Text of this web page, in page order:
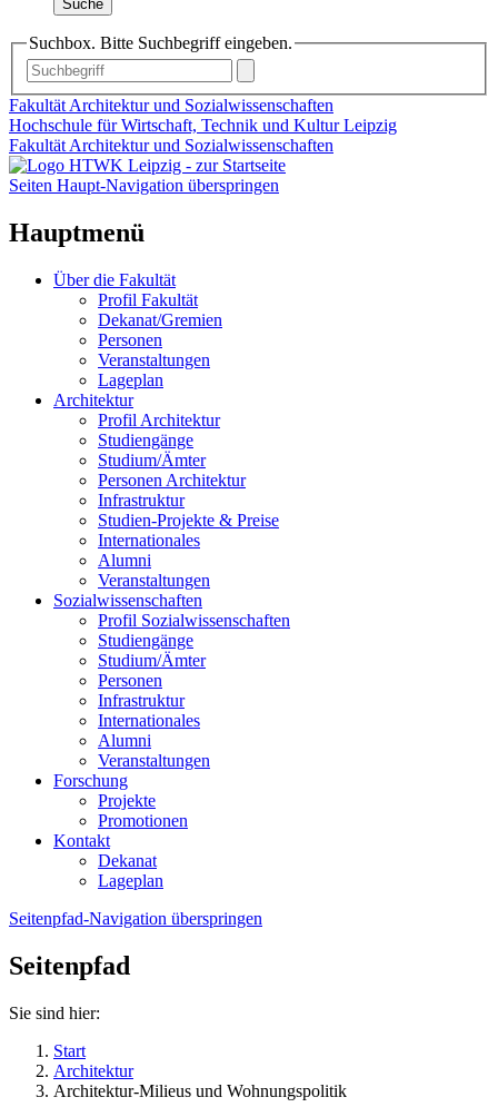
Suche
Suchbox. Bitte Suchbegriff eingeben.
Fakultät Architektur und Sozialwissenschaften
Hochschule für Wirtschaft, Technik und Kultur Leipzig
Fakultät Architektur und Sozialwissenschaften
Seiten Haupt-Navigation überspringen
Hauptmenü
Über die Fakultät
Profil Fakultät
Dekanat/Gremien
Personen
Veranstaltungen
Lageplan
Architektur
Profil Architektur
Studiengänge
Studium/Ämter
Personen Architektur
Infrastruktur
Studien-Projekte & Preise
Internationales
Alumni
Veranstaltungen
Sozialwissenschaften
Profil Sozialwissenschaften
Studiengänge
Studium/Ämter
Personen
Infrastruktur
Internationales
Alumni
Veranstaltungen
Forschung
Projekte
Promotionen
Kontakt
Dekanat
Lageplan
Seitenpfad-Navigation überspringen
Seitenpfad
Sie sind hier:
Start
Architektur
Architektur-Milieus und Wohnungspolitik